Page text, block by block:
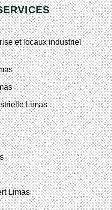
et locaux industriel
Limas
Limas